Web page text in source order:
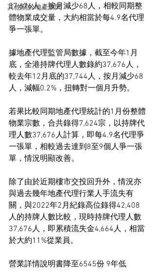
其他關於地產新聞
37,676人，按月減少68人，相較同期整
體物業成交量，大約相當於每4.9名代理
爭一張單。
據地產代理監管局數據，截至今年1月
底，全港持牌代理人數錄約37,676人，
較去年12月底的37,744人，按月減少68
人，減幅0.2%，扭轉對一個月升勢。
若果比較同期地產代理統計的1月份整體
物業宗數，合共錄得7,624宗，以持牌代
理人數37,676人計算，即每4.9名代理爭
一張單，相較過去達到8至9個人爭一張
單，情況明顯改善。
除了由於近期樓市交投回升外，情況亦
與過去幾年地產代理行業人手流失有
關，與2022年2月紀錄高位錄得42,408
人的持牌人數比較，現時持牌代理人數
37,676人，即累積流失金4,664人，相當
於大約11%從業員。
營業詳情說明書降至6545份 9年低